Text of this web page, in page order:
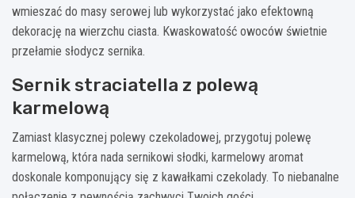
wmieszać do masy serowej lub wykorzystać jako efektowną
dekorację na wierzchu ciasta. Kwaskowatość owoców świetnie
przełamie słodycz sernika.
Sernik straciatella z polewą
karmelową
Zamiast klasycznej polewy czekoladowej, przygotuj polewę
karmelową, która nada sernikowi słodki, karmelowy aromat
doskonale komponujący się z kawałkami czekolady. To niebanalne